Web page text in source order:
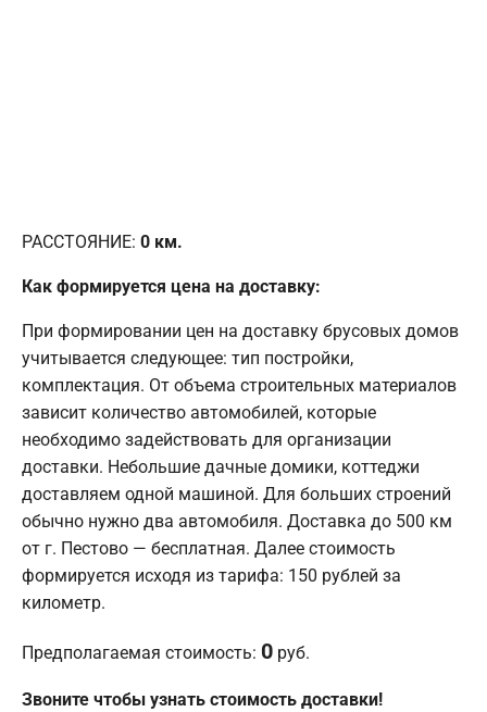
РАССТОЯНИЕ: 0 км.
Как формируется цена на доставку:
При формировании цен на доставку брусовых домов
учитывается следующее: тип постройки,
комплектация. От объема строительных материалов
зависит количество автомобилей, которые
необходимо задействовать для организации
доставки. Небольшие дачные домики, коттеджи
доставляем одной машиной. Для больших строений
обычно нужно два автомобиля. Доставка до 500 км
от г. Пестово — бесплатная. Далее стоимость
формируется исходя из тарифа: 150 рублей за
километр.
Предполагаемая стоимость: 0 руб.
Звоните чтобы узнать стоимость доставки!